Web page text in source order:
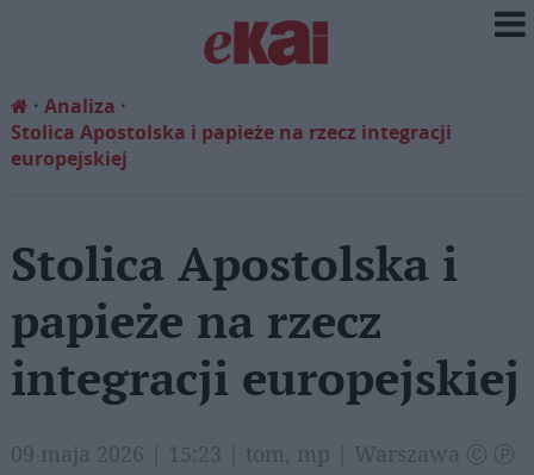
Analiza
Stolica Apostolska i papieże na rzecz integracji
europejskiej
Stolica Apostolska i
papieże na rzecz
integracji europejskiej
09 maja 2026 | 15:23 | tom, mp | Warszawa Ⓒ Ⓟ